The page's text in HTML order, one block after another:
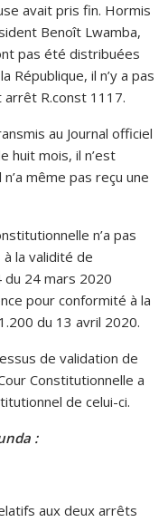
avait pris fin. Hormis
Benoît Lwamba,
pas été distribuées
République, il n’y a pas
arrêt R.const 1117.
au Journal officiel
huit mois, il n’est
même pas reçu une
n’a pas
la validité de
du 24 mars 2020
pour conformité à la
du 13 avril 2020.
de validation de
Constitutionnelle a
de celui-ci.
:
aux deux arrêts